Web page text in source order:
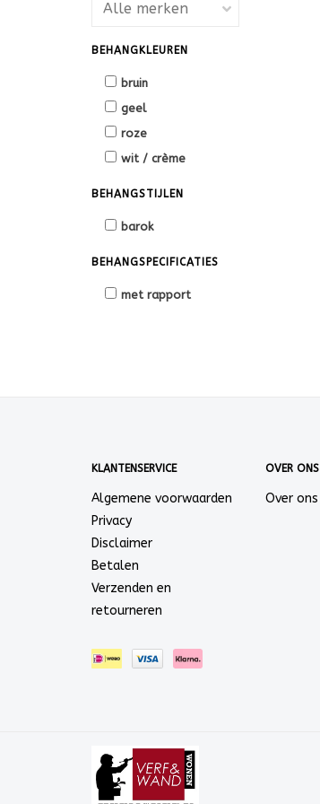
BEHANGKLEUREN
bruin
geel
roze
wit / crème
BEHANGSTIJLEN
barok
BEHANGSPECIFICATIES
met rapport
KLANTENSERVICE
Algemene voorwaarden
Privacy
Disclaimer
Betalen
Verzenden en
retourneren
OVER ONS
Over ons